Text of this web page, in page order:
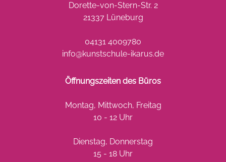
Dorette-von-Stern-Str. 2
21337 Lüneburg
04131 4009780
info@kunstschule-ikarus.de
Öffnungszeiten des Büros
Montag, Mittwoch, Freitag
10 - 12 Uhr
Dienstag, Donnerstag
15 - 18 Uhr